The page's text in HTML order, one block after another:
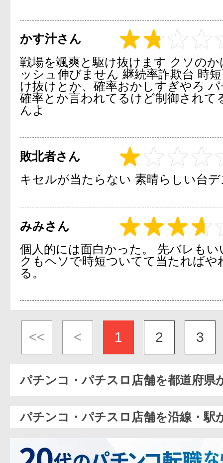
かす汁さん
戦場を颯爽と駆け抜けます クソの
ッシュ伸びません 継続率詐欺台 時
け抜けとか、確率おかしすぎやろ
確率とか言われてるけど制御されて
んよ
敗北者さん
キセルが当たらない 素晴らしい台
みみさん
個人的には面白かった。 先バレも
クもヘソで時短ついてて当たればや
る。
<< < 1 2 3
パチンコ・パチスロ店舗を都道府県
パチンコ・パチスロ店舗を沿線・駅